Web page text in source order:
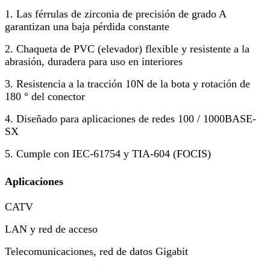
1. Las férrulas de zirconia de precisión de grado A
garantizan una baja pérdida constante
2. Chaqueta de PVC (elevador) flexible y resistente a la
abrasión, duradera para uso en interiores
3. Resistencia a la tracción 10N de la bota y rotación de
180 ° del conector
4. Diseñado para aplicaciones de redes 100 / 1000BASE-
SX
5. Cumple con IEC-61754 y TIA-604 (FOCIS)
Aplicaciones
CATV
LAN y red de acceso
Telecomunicaciones, red de datos Gigabit